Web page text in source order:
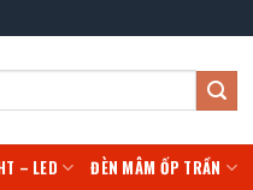
– LED ĐÈN MÂM ỐP TRẦN